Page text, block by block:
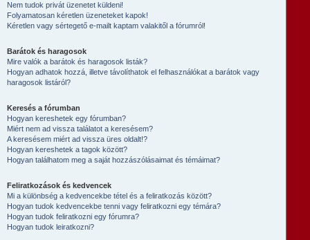
Nem tudok privát üzenetet küldeni!
Folyamatosan kéretlen üzeneteket kapok!
Kéretlen vagy sértegető e-mailt kaptam valakitől a fórumról!
Barátok és haragosok
Mire valók a barátok és haragosok listák?
Hogyan adhatok hozzá, illetve távolíthatok el felhasználókat a barátok vagy
haragosok listáról?
Keresés a fórumban
Hogyan kereshetek egy fórumban?
Miért nem ad vissza találatot a keresésem?
A keresésem miért ad vissza üres oldalt!?
Hogyan kereshetek a tagok között?
Hogyan találhatom meg a saját hozzászólásaimat és témáimat?
Feliratkozások és kedvencek
Mi a különbség a kedvencekbe tétel és a feliratkozás között?
Hogyan tudok kedvencekbe tenni vagy feliratkozni egy témára?
Hogyan tudok feliratkozni egy fórumra?
Hogyan tudok leiratkozni?